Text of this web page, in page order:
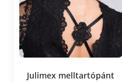
Julimex melltartópánt